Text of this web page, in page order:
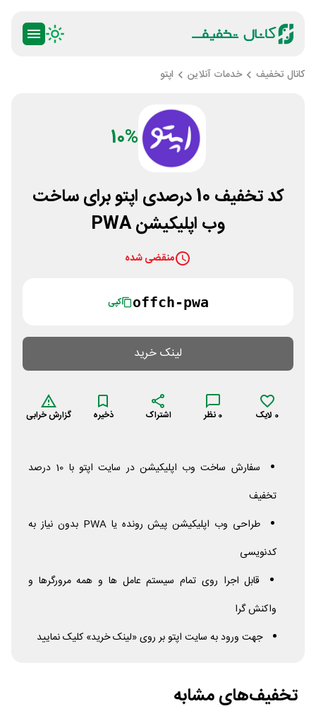
کانال تخفیف خدمات آنلاین اپتو
10%
کد تخفیف 10 درصدی اپتو برای ساخت
وب اپلیکیشن PWA
منقضی شده
offch-pwa کپی
لینک خرید
0 لایک 0 نظر اشتراک ذخیره گزارش خرابی
سفارش ساخت وب اپلیکیشن در سایت اپتو با 10 درصد
تخفیف
طراحی وب اپلیکیشن پیش رونده یاPWA بدون نیاز به
کدنویسی
قابل اجرا روی تمام سیستم عامل ها و همه مرورگرها و
واکنش گرا
جهت ورود به سایت اپتو بر روی «لینک خرید» کلیک نمایید
تخفیف‌های مشابه